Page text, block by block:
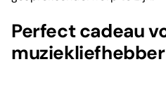
Perfect cadeau
muziekliefhebber